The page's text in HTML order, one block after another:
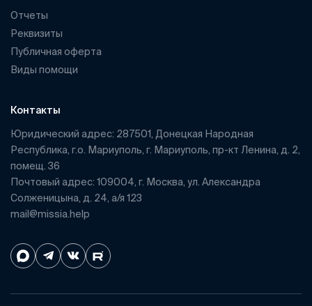
Отчеты
Реквизиты
Публичная оферта
Виды помощи
Контакты
Юридический адрес: 287501, Донецкая Народная
Республика, г.о. Мариуполь, г. Мариуполь, пр-кт Ленина, д. 2,
помещ. 36
Почтовый адрес: 109004, г. Москва, ул. Александра
Солженицына, д. 24, а/я 123
mail@missia.help